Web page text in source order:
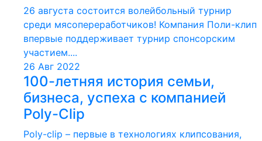
26 августа состоится волейбольный турнир
среди мясопереработчиков! Компания Поли-клип
впервые поддерживает турнир спонсорским
участием....
26 Авг 2022
100-летняя история семьи,
бизнеса, успеха с компанией
Poly-Clip
Poly-clip – первые в технологиях клипсования,